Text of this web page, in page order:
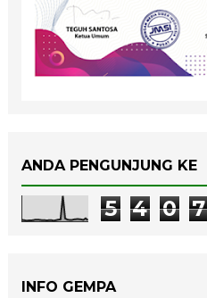
ANDA PENGUNJUNG KE
5 4 0 7
INFO GEMPA